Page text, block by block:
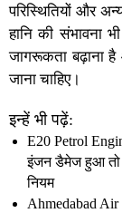
परिस्थितियों और
हानि की संभावना
जागरूकता बढ़ाना है
जाना चाहिए।
इन्हें भी पढ़ें:
E20 Petrol
इंजन डैमेज हुआ तो
नियम
Ahmedabad Air